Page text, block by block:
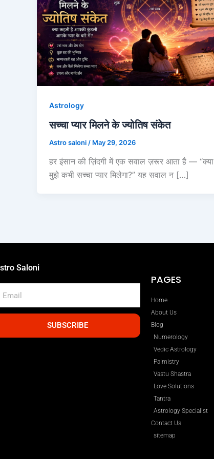
Astrology
सच्चा प्यार मिलने के ज्योतिष संकेत
Astro saloni / May 29, 2026
हर इंसान की ज़िंदगी में एक सवाल ज़रूर आता है — “क्या
मुझे कभी सच्चा प्यार मिलेगा?” यह सवाल न […]
Saloni
SUBSCRIBE
PAGES
Home
About Us
Blog
Numerology
Vedic Astrology
Palmistry
Vastu Shastra
Love Solutions
Tantra
Astrology Specialist
Contact Us
sitemap